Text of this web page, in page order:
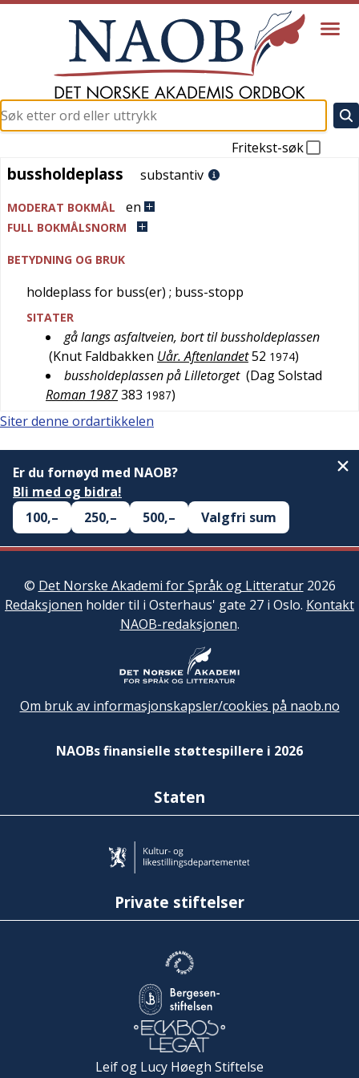
Fritekst-søk
bussholdeplass
bussholdeplass substantiv
MODERAT BOKMÅL en
FULL BOKMÅLSNORM
BETYDNING OG BRUK
holdeplass for buss(er) ; buss-stopp
SITATER
gå langs asfaltveien, bort til bussholdeplassen
(Knut Faldbakken Uår. Aftenlandet52 1974)
bussholdeplassen på Lilletorget (Dag Solstad
Roman 1987383 1987)
Siter denne ordartikkelen
Er du fornøyd med NAOB?
Bli med og bidra!
100,–
250,– 500,– Valgfri sum
© Det Norske Akademi for Språk og Litteratur2026
Redaksjonen holder til i Osterhaus' gate 27 i Oslo. Kontakt
NAOB-redaksjonen.
Om bruk av informasjonskapsler/cookies på naob.no
NAOBs finansielle støttespillere i 2026
Staten
Private stiftelser
Leif og Lucy Høegh Stiftelse